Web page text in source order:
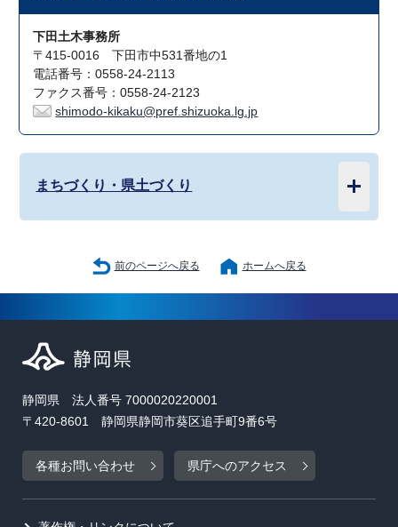
下田土木事務所
〒415-0016 下田市中531番地の1
電話番号：0558-24-2113
ファクス番号：0558-24-2123
shimodo-kikaku@pref.shizuoka.lg.jp
まちづくり・県土づくり
前のページへ戻る ホームへ戻る
静岡県 法人番号 7000020220001
〒420-8601 静岡県静岡市葵区追手町9番6号
各種お問い合わせ 県庁へのアクセス